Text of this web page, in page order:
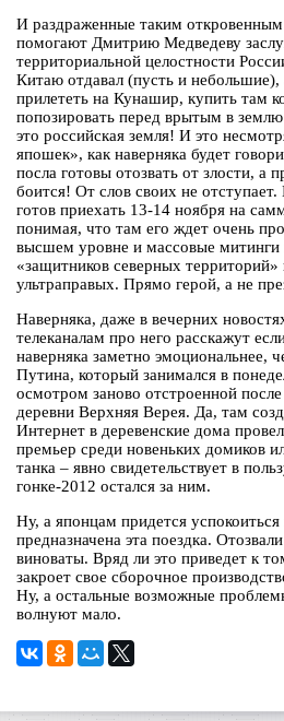
И раздраженные таким
помогают Дмитрию Медведеву
территориальной целостности
Китаю отдавал (пусть и небольшие),
прилететь на Кунашир, купить там
попозировать перед врытым в землю
это российская земля! И это
япошек», как наверняка будет
посла готовы отозвать от злости, а
боится! От слов своих не
готов приехать 13-14 ноября на
понимая, что там его ждет очень
высшем уровне и массовые митинги
«защитников северных территорий»
ультраправых. Прямо герой, а не
Наверняка, даже в вечерних
телеканалам про него расскажут
наверняка заметно эмоциональнее,
Путина, который занимался в
осмотром заново отстроенной
деревни Верхняя Верея. Да, там
Интернет в деревенские дома
премьер среди новеньких домиков
танка – явно свидетельствует в
гонке-2012 остался за ним.
Ну, а японцам придется
предназначена эта поездка.
виноваты. Вряд ли это приведет к
закроет свое сборочное
Ну, а остальные возможные
волнуют мало.